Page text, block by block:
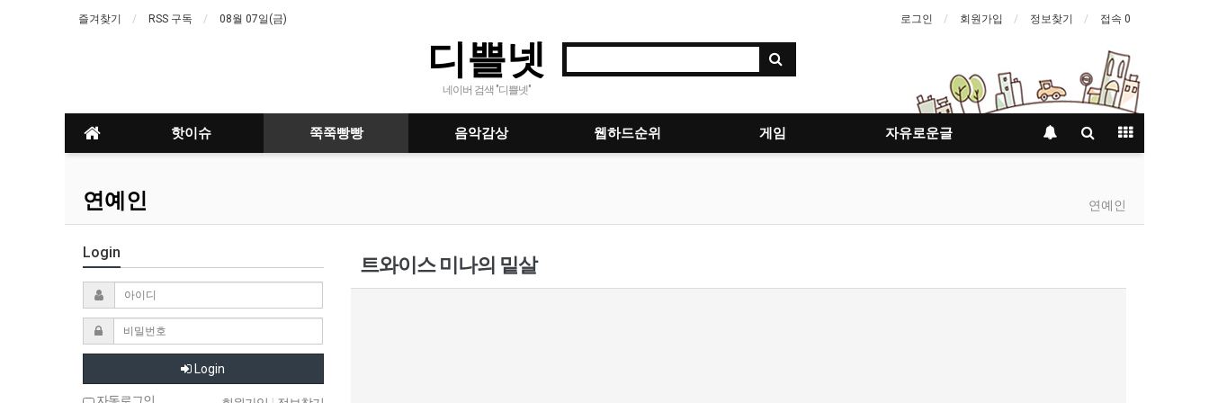
즐겨찾기 RSS 구독 08월 07일(금) 로그인 회원가입 정보찾기 접속 0
디쁠넷
네이버 검색 "디쁠넷"
핫이슈 쭉쭉빵빵 음악감상 웹하드순위 게임 자유로운글
연예인 연예인
트와이스 미나의 밑살
Login
Login